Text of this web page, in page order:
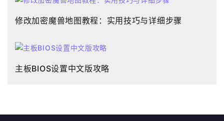
修改加密魔兽地图教程：实用技巧与详细步骤
主板BIOS设置中文版攻略